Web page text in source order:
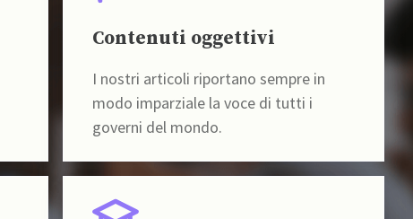
Contenuti oggettivi
I nostri articoli riportano sempre in
modo imparziale la voce di tutti i
governi del mondo.